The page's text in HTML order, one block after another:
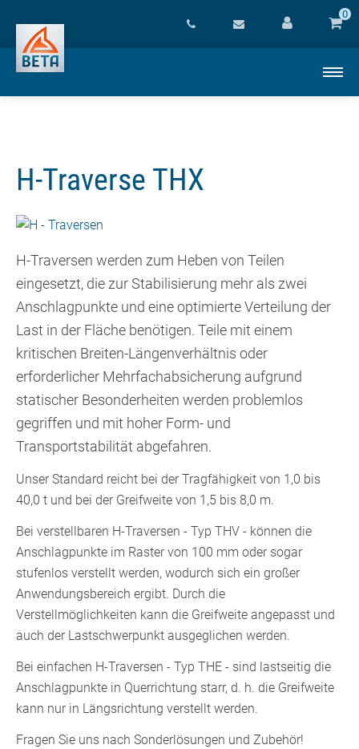
0
H-Traverse THX
H-Traversen werden zum Heben von Teilen
eingesetzt, die zur Stabilisierung mehr als zwei
Anschlagpunkte und eine optimierte Verteilung der
Last in der Fläche benötigen. Teile mit einem
kritischen Breiten-Längenverhältnis oder
erforderlicher Mehrfachabsicherung aufgrund
statischer Besonderheiten werden problemlos
gegriffen und mit hoher Form- und
Transportstabilität abgefahren.
Unser Standard reicht bei der Tragfähigkeit von 1,0 bis
40,0 t und bei der Greifweite von 1,5 bis 8,0 m.
Bei verstellbaren H-Traversen - Typ THV - können die
Anschlagpunkte im Raster von 100 mm oder sogar
stufenlos verstellt werden, wodurch sich ein großer
Anwendungsbereich ergibt. Durch die
Verstellmöglichkeiten kann die Greifweite angepasst und
auch der Lastschwerpunkt ausgeglichen werden.
Bei einfachen H-Traversen - Typ THE - sind lastseitig die
Anschlagpunkte in Querrichtung starr, d. h. die Greifweite
kann nur in Längsrichtung verstellt werden.
Fragen Sie uns nach Sonderlösungen und Zubehör!